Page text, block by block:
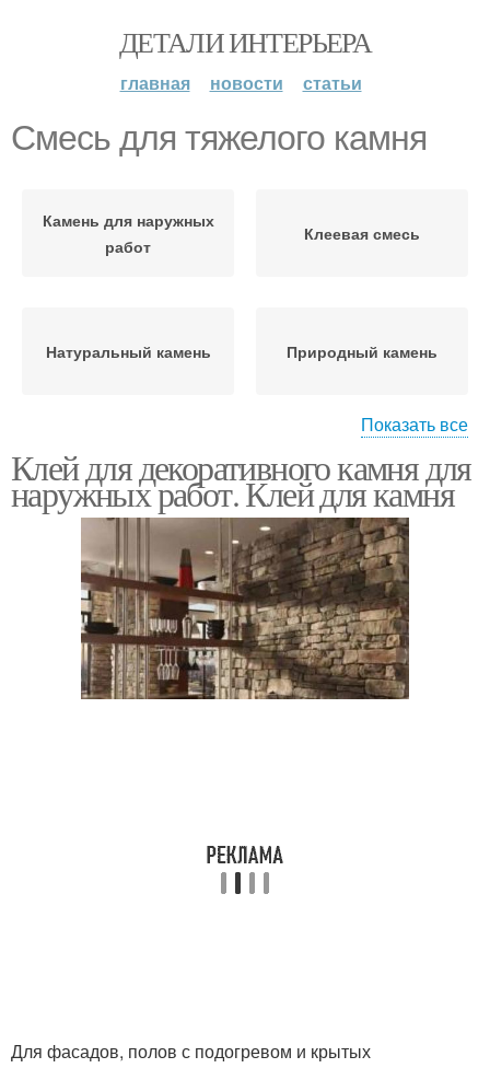
ДЕТАЛИ ИНТЕРЬЕРА
главная новости статьи
Смесь для тяжелого камня
Камень для наружных
работ
Клеевая смесь
Натуральный камень Природный камень
Клеевые смеси
Показать все
Клей для декоративного камня для
наружных работ. Клей для камня
Для фасадов, полов с подогревом и крытых